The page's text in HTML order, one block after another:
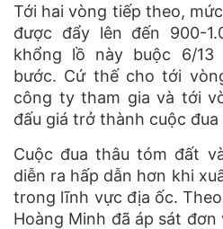
Tới hai vòng tiếp theo,
được đẩy lên đến 900-
khổng lồ này buộc 6/13
bước. Cứ thế cho tới
công ty tham gia và tới
đấu giá trở thành cuộc đua
Cuộc đua thâu tóm đất
diễn ra hấp dẫn hơn khi
trong lĩnh vực địa ốc.
Hoàng Minh đã áp sát